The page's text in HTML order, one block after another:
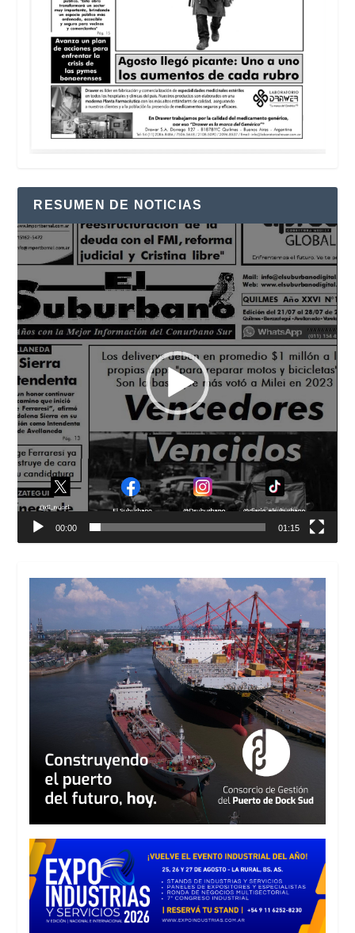
RESUMEN DE NOTICIAS
Reproductor
de
vídeo
00:00 01:15